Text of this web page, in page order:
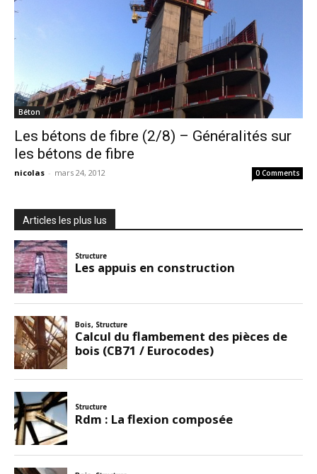
l’effet de voute, de paroi, la ségrégation, l’agglomération ou
l’appauvrissement des fibres. Il appartient au laboratoire d’avoir la
capacité expérimentale de reproduite et d’analyser ces
phénomènes dans le but d’améliorer les propriétés du matériau.
Crédit photo : osde8info @ Flickr
Béton
Les bétons de fibre (2/8) – Généralités sur
les bétons de fibre
nicolas - mars 24, 2012 0 Comments
Articles les plus lus